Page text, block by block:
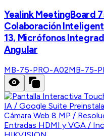
Yealink MeetingBoard
Colaboración
13, Micrófonos
Angular
MB-75-PRO-A02MB-75-